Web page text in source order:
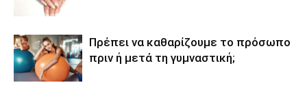
Πρέπει να καθαρίζουμε το πρόσωπο
πριν ή μετά τη γυμναστική;